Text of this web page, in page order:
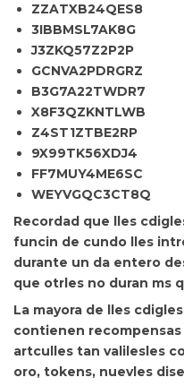
ZZATXB24QES8
3IBBMSL7AK8G
J3ZKQ57Z2P2P
GCNVA2PDRGRZ
B3G7A22TWDR7
X8F3QZKNTLWB
Z4ST1ZTBE2RP
9X99TK56XDJ4
FF7MUY4ME6SC
WEYVGQC3CT8Q
Recordad que lles
funcin de cundo lles
durante un da entero
que otrles no duran ms
La mayora de lles
contienen
artculles tan valilesles
oro, tokens, nuevles